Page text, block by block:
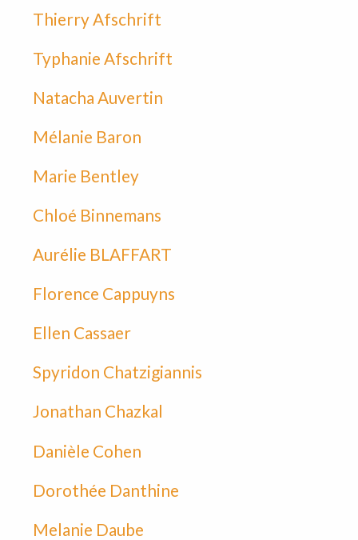
Thierry Afschrift
Typhanie Afschrift
Natacha Auvertin
Mélanie Baron
Marie Bentley
Chloé Binnemans
Aurélie BLAFFART
Florence Cappuyns
Ellen Cassaer
Spyridon Chatzigiannis
Jonathan Chazkal
Danièle Cohen
Dorothée Danthine
Melanie Daube